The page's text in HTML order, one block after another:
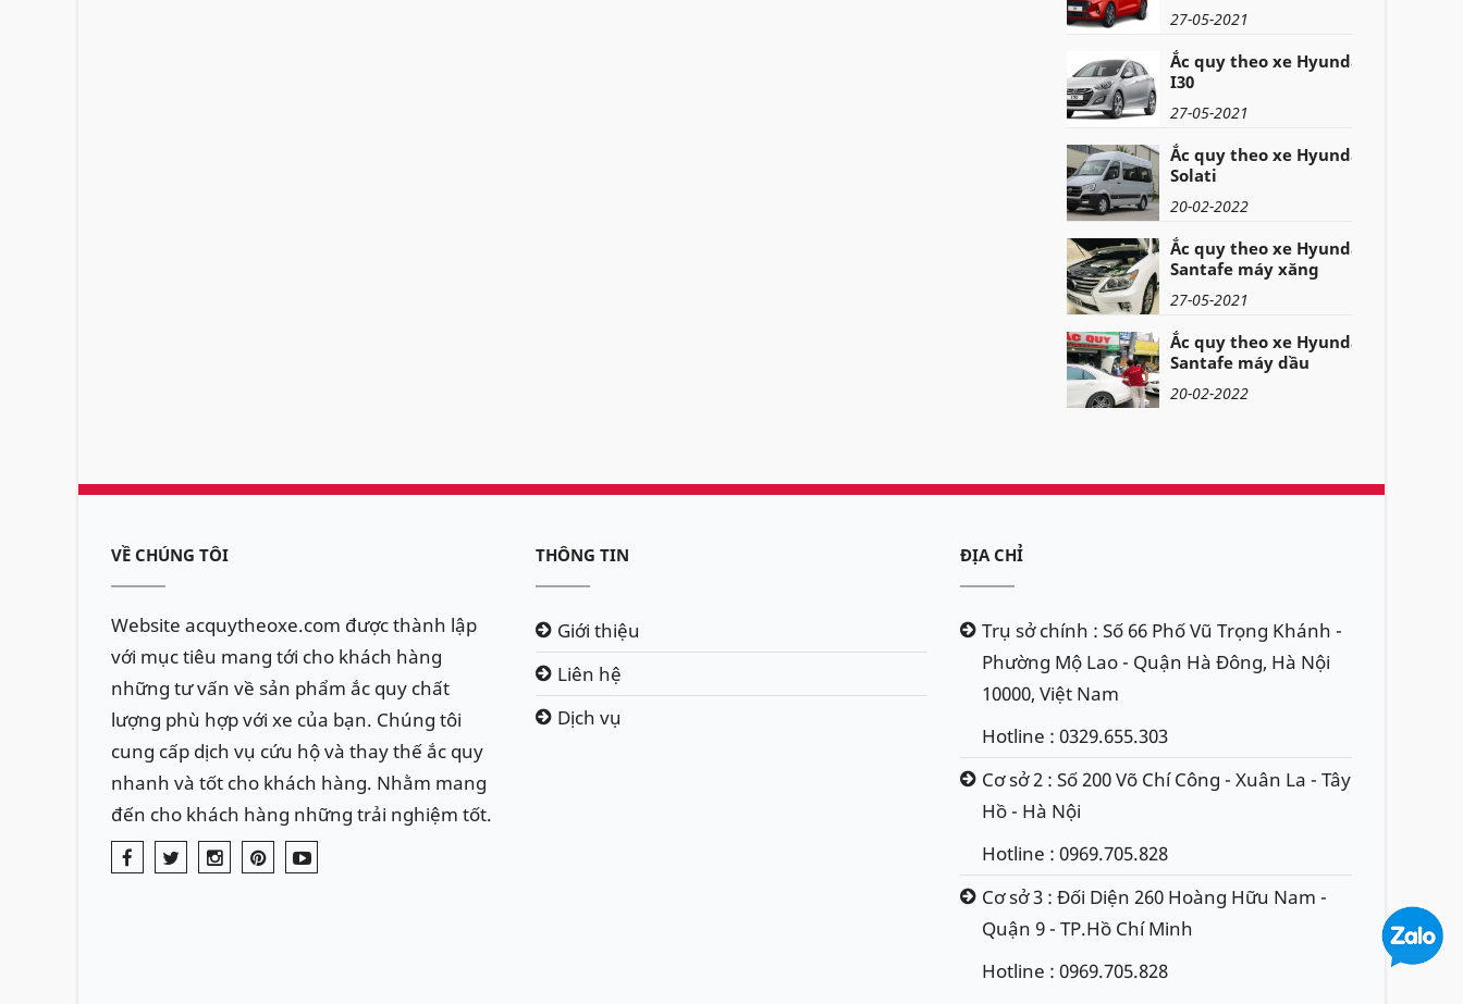
27-05-2021
Ắc quy theo xe Hyundai
I30
27-05-2021
Ắc quy theo xe Hyundai
Solati
20-02-2022
Ắc quy theo xe Hyundai
Santafe máy xăng
27-05-2021
Ắc quy theo xe Hyundai
Santafe máy dầu
20-02-2022
VỀ CHÚNG TÔI
Website acquytheoxe.com được thành lập
với mục tiêu mang tới cho khách hàng
những tư vấn về sản phẩm ắc quy chất
lượng phù hợp với xe của bạn. Chúng tôi
cung cấp dịch vụ cứu hộ và thay thế ắc quy
nhanh và tốt cho khách hàng. Nhằm mang
đến cho khách hàng những trải nghiệm tốt.
THÔNG TIN
Giới thiệu
Liên hệ
Dịch vụ
ĐỊA CHỈ
Trụ sở chính : Số 66 Phố Vũ Trọng Khánh -
Phường Mộ Lao - Quận Hà Đông, Hà Nội
10000, Việt Nam
Hotline : 0329.655.303
Cơ sở 2 : Số 200 Võ Chí Công - Xuân La - Tây
Hồ - Hà Nội
Hotline : 0969.705.828
Cơ sở 3 : Đối Diện 260 Hoàng Hữu Nam -
Quận 9 - TP.Hồ Chí Minh
Hotline : 0969.705.828